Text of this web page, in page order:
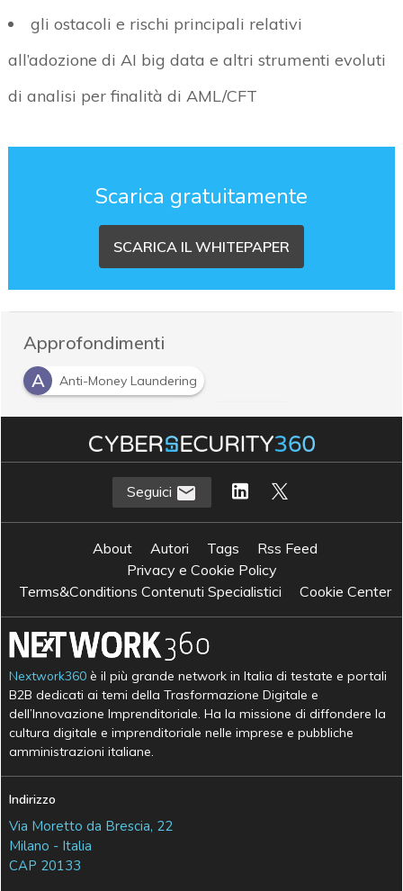
gli ostacoli e rischi principali relativi
all’adozione di AI big data e altri strumenti evoluti
di analisi per finalità di AML/CFT
Scarica gratuitamente
SCARICA IL WHITEPAPER
Approfondimenti
A
Anti-Money Laundering
A artificial intelligence B big data
Countering the Financing of Terrorism
Seguici
About Autori Tags
Rss Feed
Privacy e Cookie Policy
Terms&Conditions Contenuti Specialistici
Cookie Center
Nextwork360 è il più grande network in Italia di testate e portali
B2B dedicati ai temi della Trasformazione Digitale e
dell’Innovazione Imprenditoriale. Ha la missione di diffondere la
cultura digitale e imprenditoriale nelle imprese e pubbliche
amministrazioni italiane.
Indirizzo
Via Moretto da Brescia, 22
Milano - Italia
CAP 20133